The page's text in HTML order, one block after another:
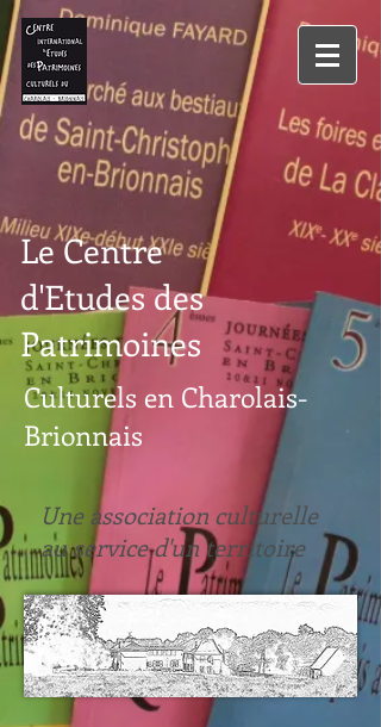
Le Centre
d'Etudes des
Patrimoines
Culturels en Charolais-
Brionnais
Une association culturelle
au service d'un territoire